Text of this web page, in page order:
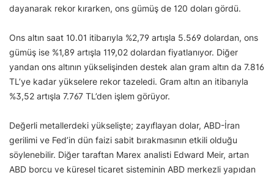
dayanarak rekor kırarken, ons gümüş de 120 doları gördü.
Ons altın saat 10.01 itibarıyla %2,79 artışla 5.569 dolardan, ons
gümüş ise %1,89 artışla 119,02 dolardan fiyatlanıyor. Diğer
yandan ons altının yükselişinden destek alan gram altın da 7.816
TL’ye kadar yükselere rekor tazeledi. Gram altın an itibarıyla
%3,52 artışla 7.767 TL’den işlem görüyor.
Değerli metallerdeki yükselişte; zayıflayan dolar, ABD-İran
gerilimi ve Fed’in dün faizi sabit bırakmasının etkili olduğu
söylenebilir. Diğer taraftan Marex analisti Edward Meir, artan
ABD borcu ve küresel ticaret sisteminin ABD merkezli yapıdan